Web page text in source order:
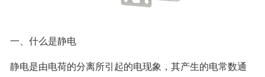
一、什么是静电
静电是由电荷的分离所引起的电现象，其产生的电常数通